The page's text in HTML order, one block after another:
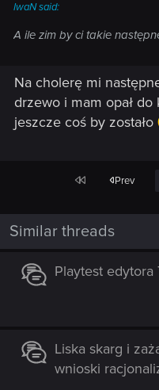
IwaN said:
A ile zim by ci takie
Na cholerę mi
drzewo i mam opał
jeszcze coś by zostało
First Prev
Similar threads
Playtest edytora
Liska skarg i
wnioski